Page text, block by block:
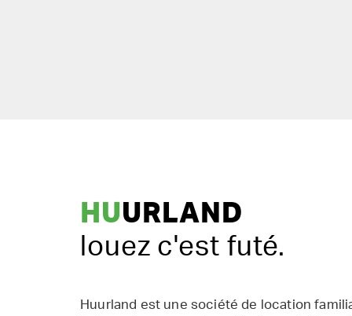
HUURLAND
louez c'est futé.
Huurland est une société de location